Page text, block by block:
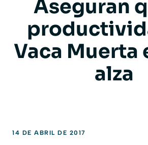
Aseguran
Vaca Muerta
alza
14 DE ABRIL DE 2017